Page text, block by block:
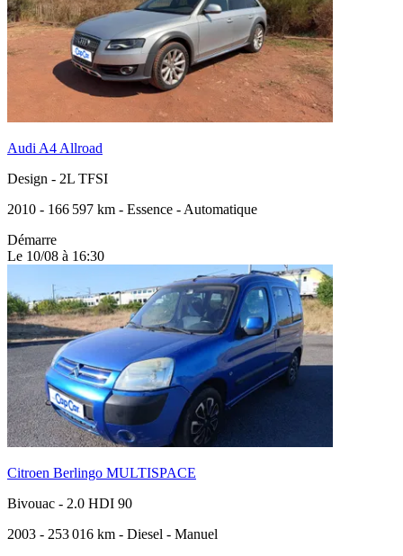
Audi A4 Allroad
Design - 2L TFSI
2010 - 166 597 km - Essence - Automatique
Démarre
Le 10/08 à 16:30
Citroen Berlingo MULTISPACE
Bivouac - 2.0 HDI 90
2003 - 253 016 km - Diesel - Manuel